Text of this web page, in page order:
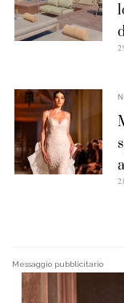
Messaggio pubblicitario